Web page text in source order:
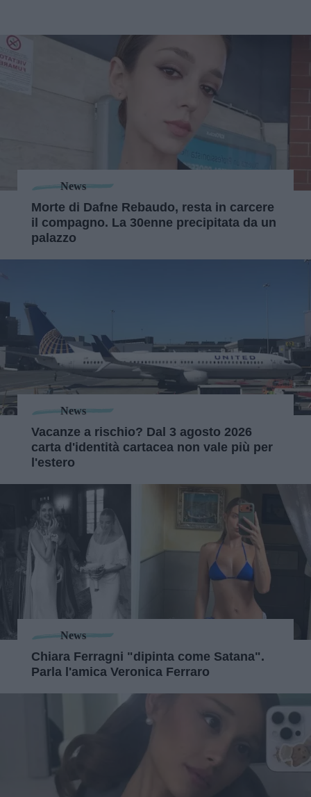
News
Morte di Dafne Rebaudo, resta in carcere
il compagno. La 30enne precipitata da un
palazzo
News
Vacanze a rischio? Dal 3 agosto 2026
carta d'identità cartacea non vale più per
l'estero
News
Chiara Ferragni "dipinta come Satana".
Parla l'amica Veronica Ferraro